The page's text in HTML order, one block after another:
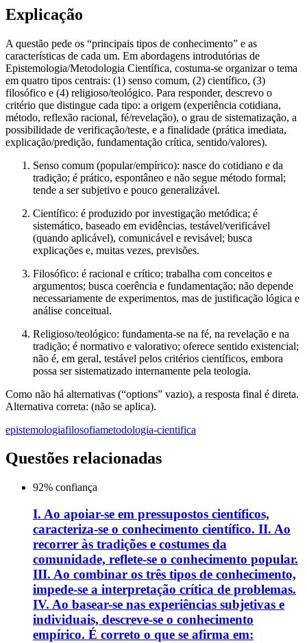
Explicação
A questão pede os “principais tipos de conhecimento” e as
características de cada um. Em abordagens introdutórias de
Epistemologia/Metodologia Científica, costuma-se organizar o tema
em quatro tipos centrais: (1) senso comum, (2) científico, (3)
filosófico e (4) religioso/teológico. Para responder, descrevo o
critério que distingue cada tipo: a origem (experiência cotidiana,
método, reflexão racional, fé/revelação), o grau de sistematização, a
possibilidade de verificação/teste, e a finalidade (prática imediata,
explicação/predição, fundamentação crítica, sentido/valores).
Senso comum (popular/empírico): nasce do cotidiano e da
tradição; é prático, espontâneo e não segue método formal;
tende a ser subjetivo e pouco generalizável.
Científico: é produzido por investigação metódica; é
sistemático, baseado em evidências, testável/verificável
(quando aplicável), comunicável e revisável; busca
explicações e, muitas vezes, previsões.
Filosófico: é racional e crítico; trabalha com conceitos e
argumentos; busca coerência e fundamentação; não depende
necessariamente de experimentos, mas de justificação lógica e
análise conceitual.
Religioso/teológico: fundamenta-se na fé, na revelação e na
tradição; é normativo e valorativo; oferece sentido existencial;
não é, em geral, testável pelos critérios científicos, embora
possa ser sistematizado internamente pela teologia.
Como não há alternativas (“options” vazio), a resposta final é direta.
Alternativa correta: (não se aplica).
epistemologiafilosofiametodologia-cientifica
Questões relacionadas
92% confiança
I. Ao apoiar-se em pressupostos científicos,
caracteriza-se o conhecimento científico. II. Ao
recorrer às tradições e costumes da
comunidade, reflete-se o conhecimento popular.
III. Ao combinar os três tipos de conhecimento,
impede-se a interpretação crítica de problemas.
IV. Ao basear-se nas experiências subjetivas e
individuais, descreve-se o conhecimento
empírico. É correto o que se afirma em: